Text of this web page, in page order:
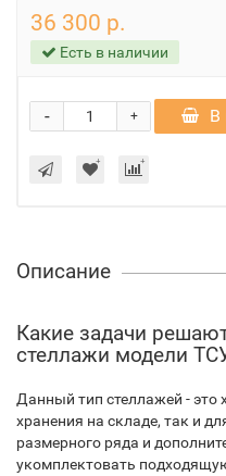
36 300 р.
Есть в наличии
+
- В
Описание
Какие задачи
стеллажи модели
Данный тип стеллажей - это
хранения на складе, так и
размерного ряда и
укомплектовать